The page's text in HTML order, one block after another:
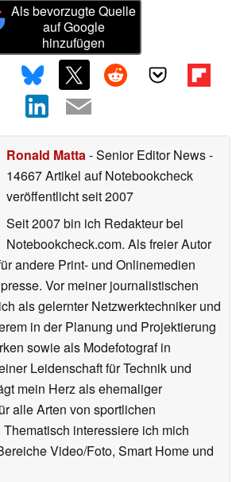
Als bevorzugte Quelle
auf Google
hinzufügen
Ronald Matta- Senior Editor News-
14667 Artikel auf Notebookcheck
veröffentlichtseit 2007
Seit 2007 bin ich Redakteur bei
Notebookcheck.com. Als freier Autor
andere Print- und Onlinemedien
Vor meiner journalistischen
als gelernter Netzwerktechniker und
in der Planung und Projektierung
sowie als Modefotograf in
Leidenschaft für Technik und
mein Herz als ehemaliger
alle Arten von sportlichen
interessiere ich mich
Video/Foto, Smart Home und